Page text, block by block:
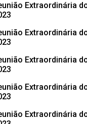
Extraordinária
Extraordinária
Extraordinária
Extraordinária
Extraordinária